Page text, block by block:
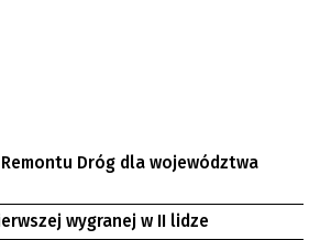
Remontu Dróg dla województwa
wygranej w II lidze